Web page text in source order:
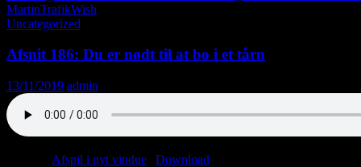
MartinTrafikWish
Uncategorized
Afsnit 186: Du er nødt til at bo i et tårn
13/11/2019 admin
Afspil i nyt vindue Download